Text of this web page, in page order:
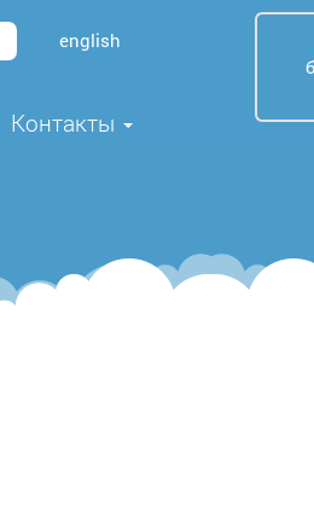
english
Контакты